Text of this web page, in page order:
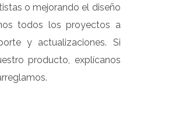
o mejorando el diseño
todos los proyectos a
y actualizaciones. Si
producto, explícanos